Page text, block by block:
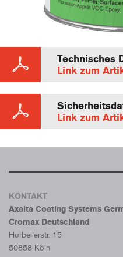
Technisches
Link zum
Link zum
KONTAKT
Axalta Coating Systems
Cromax Deutschland
Horbellerstr. 15
50858 Köln